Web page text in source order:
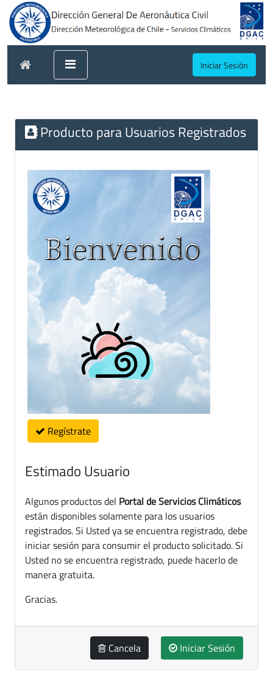
Iniciar Sesión
Producto para Usuarios Registrados
Regístrate
Estimado Usuario
Algunos productos del Portal de Servicios Climáticos
están disponibles solamente para los usuarios
registrados. Si Usted ya se encuentra registrado, debe
iniciar sesión para consumir el producto solicitado. Si
Usted no se encuentra registrado, puede hacerlo de
manera gratuita.
Gracias.
Cancela Iniciar Sesión